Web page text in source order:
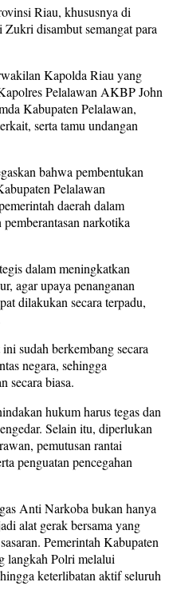
Riau, khususnya di
disambut semangat para
Kapolda Riau yang
Pelalawan AKBP John
Kabupaten Pelalawan,
serta tamu undangan
bahwa pembentukan
Pelalawan
daerah dalam
narkotika
dalam meningkatkan
agar upaya penanganan
dilakukan secara terpadu,
sudah berkembang secara
negara, sehingga
secara biasa.
hukum harus tegas dan
Selain itu, diperlukan
pemutusan rantai
penguatan pencegahan
Anti Narkoba bukan hanya
alat gerak bersama yang
Pemerintah Kabupaten
langkah Polri melalui
keterlibatan aktif seluruh